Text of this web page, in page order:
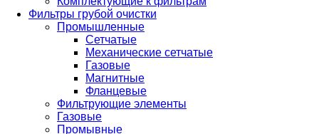
Фильтры грубой очистки
Промышленные
Сетчатые
Механические сетчатые
Газовые
Магнитные
Фланцевые
Фильтрующие элементы
Газовые
Промывные